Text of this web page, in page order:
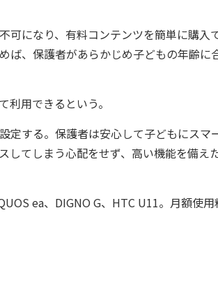
可になり、有料コンテンツを簡単に購入
ば、保護者があらかじめ子どもの年齢に
用できるという。
定する。保護者は安心して子どもにスマ
してしまう心配をせず、高い機能を備え
ea、DIGNO G、HTC U11。月額使用